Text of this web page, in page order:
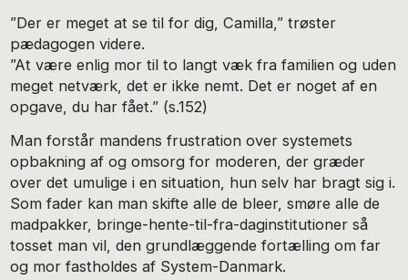
”Der er meget at se til for dig, Camilla,” trøster
pædagogen videre.
”At være enlig mor til to langt væk fra familien og uden
meget netværk, det er ikke nemt. Det er noget af en
opgave, du har fået.” (s.152)
Man forstår mandens frustration over systemets
opbakning af og omsorg for moderen, der græder
over det umulige i en situation, hun selv har bragt sig i.
Som fader kan man skifte alle de bleer, smøre alle de
madpakker, bringe-hente-til-fra-daginstitutioner så
tosset man vil, den grundlæggende fortælling om far
og mor fastholdes af System-Danmark.